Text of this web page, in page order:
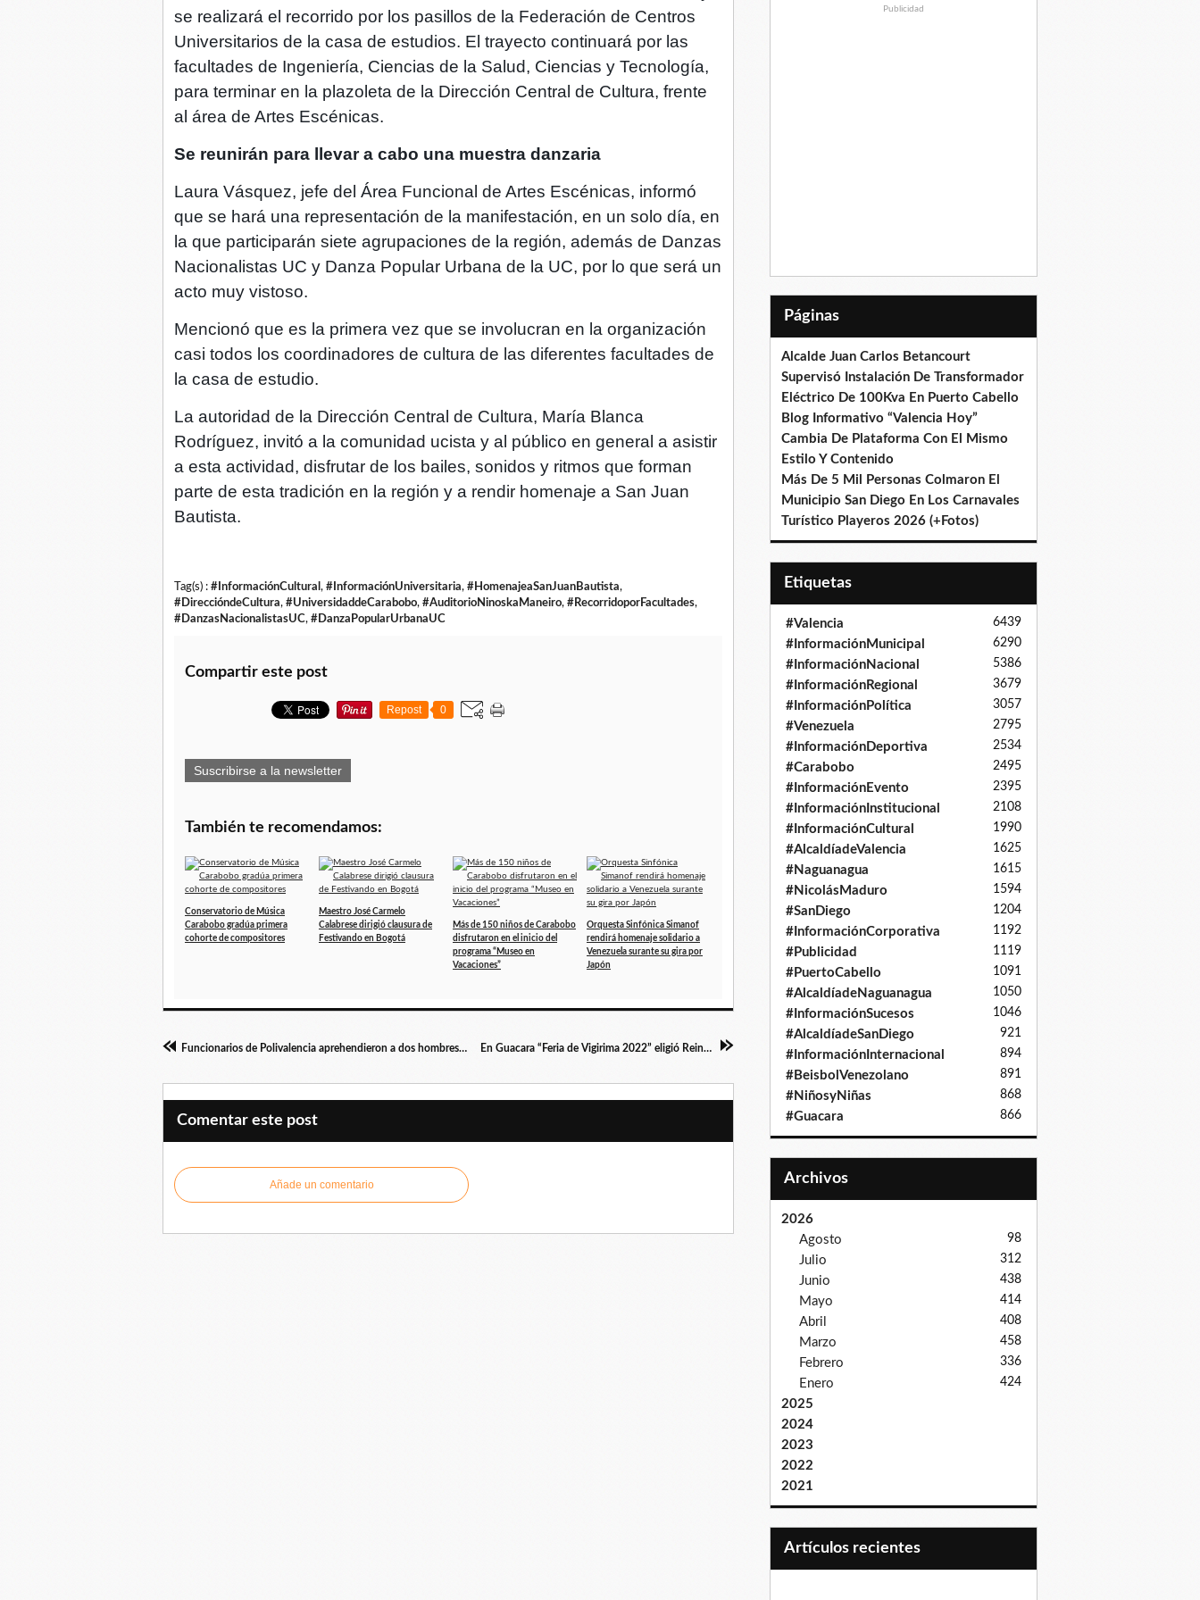
se realizará el recorrido por los pasillos de la Federación de Centros
Universitarios de la casa de estudios. El trayecto continuará por las
facultades de Ingeniería, Ciencias de la Salud, Ciencias y Tecnología,
para terminar en la plazoleta de la Dirección Central de Cultura, frente
al área de Artes Escénicas.
Se reunirán para llevar a cabo una muestra danzaria
Laura Vásquez, jefe del Área Funcional de Artes Escénicas, informó
que se hará una representación de la manifestación, en un solo día, en
la que participarán siete agrupaciones de la región, además de Danzas
Nacionalistas UC y Danza Popular Urbana de la UC, por lo que será un
acto muy vistoso.
Mencionó que es la primera vez que se involucran en la organización
casi todos los coordinadores de cultura de las diferentes facultades de
la casa de estudio.
La autoridad de la Dirección Central de Cultura, María Blanca
Rodríguez, invitó a la comunidad ucista y al público en general a asistir
a esta actividad, disfrutar de los bailes, sonidos y ritmos que forman
parte de esta tradición en la región y a rendir homenaje a San Juan
Bautista.
Tag(s) : #InformaciónCultural , #InformaciónUniversitaria, #HomenajeaSanJuanBautista,
#DireccióndeCultura, #UniversidaddeCarabobo, #AuditorioNinoskaManeiro, #RecorridoporFacultades,
#DanzasNacionalistasUC, #DanzaPopularUrbanaUC
Compartir este post
Repost 0
Suscribirse a la newsletter
También te recomendamos:
Conservatorio de Música
Carabobo gradúa primera
cohorte de compositores
Maestro José Carmelo
Calabrese dirigió clausura de
Festivando en Bogotá
Más de 150 niños de Carabobo
disfrutaron en el inicio del
programa “Museo en
Vacaciones”
Orquesta Sinfónica Simanof
rendirá homenaje solidario a
Venezuela surante su gira por
Japón
Funcionarios de Polivalencia aprehendieron a dos hombres por presunto abuso sexual contra niñas En Guacara “Feria de Vigirima 2022” eligió Reina y Mini Reina en colorido evento
Comentar este post
Añade un comentario
Publicidad
Páginas
Alcalde Juan Carlos Betancourt
Supervisó Instalación De Transformador
Eléctrico De 100Kva En Puerto Cabello
Blog Informativo “Valencia Hoy”
Cambia De Plataforma Con El Mismo
Estilo Y Contenido
Más De 5 Mil Personas Colmaron El
Municipio San Diego En Los Carnavales
Turístico Playeros 2026 (+Fotos)
Etiquetas
#Valencia 6439
#InformaciónMunicipal 6290
#InformaciónNacional 5386
#InformaciónRegional 3679
#InformaciónPolítica 3057
#Venezuela 2795
#InformaciónDeportiva 2534
#Carabobo 2495
#InformaciónEvento 2395
#InformaciónInstitucional 2108
#InformaciónCultural 1990
#AlcaldíadeValencia 1625
#Naguanagua 1615
#NicolásMaduro 1594
#SanDiego 1204
#InformaciónCorporativa 1192
#Publicidad 1119
#PuertoCabello 1091
#AlcaldíadeNaguanagua 1050
#InformaciónSucesos 1046
#AlcaldíadeSanDiego 921
#InformaciónInternacional 894
#BeisbolVenezolano 891
#NiñosyNiñas 868
#Guacara 866
Archivos
2026
Agosto
98
Julio 312
Junio 438
Mayo 414
Abril 408
Marzo 458
Febrero 336
Enero 424
2025
2024
2023
2022
2021
Artículos recientes